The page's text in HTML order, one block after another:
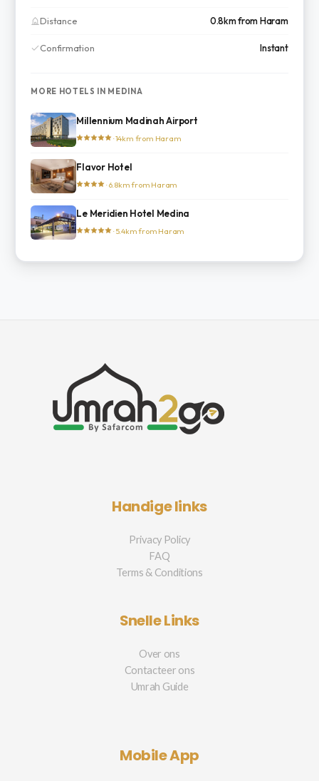
Distance 0.8km from Haram
Confirmation Instant
MORE HOTELS IN MEDINA
Millennium Madinah Airport
· 14km from Haram
Flavor Hotel
· 6.8km from Haram
Le Meridien Hotel Medina
· 5.4km from Haram
Handige links
Privacy Policy
FAQ
Terms & Conditions
Snelle Links
Over ons
Contacteer ons
Umrah Guide
Mobile App